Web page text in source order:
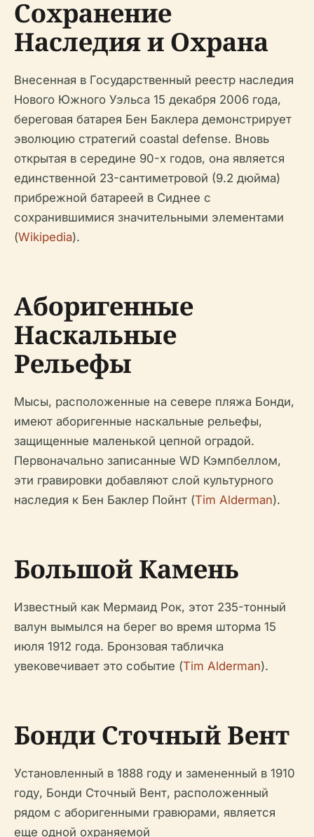
Сохранение
Наследия и Охрана
Внесенная в Государственный реестр наследия
Нового Южного Уэльса 15 декабря 2006 года,
береговая батарея Бен Баклера демонстрирует
эволюцию стратегий coastal defense. Вновь
открытая в середине 90-х годов, она является
единственной 23-сантиметровой (9.2 дюйма)
прибрежной батареей в Сиднее с
сохранившимися значительными элементами
(Wikipedia).
Аборигенные
Наскальные
Рельефы
Мысы, расположенные на севере пляжа Бонди,
имеют аборигенные наскальные рельефы,
защищенные маленькой цепной оградой.
Первоначально записанные WD Кэмпбеллом,
эти гравировки добавляют слой культурного
наследия к Бен Баклер Пойнт (Tim Alderman).
Большой Камень
Известный как Мермаид Рок, этот 235-тонный
валун вымылся на берег во время шторма 15
июля 1912 года. Бронзовая табличка
увековечивает это событие (Tim Alderman).
Бонди Сточный Вент
Установленный в 1888 году и замененный в 1910
году, Бонди Сточный Вент, расположенный
рядом с аборигенными гравюрами, является
еще одной охраняемой